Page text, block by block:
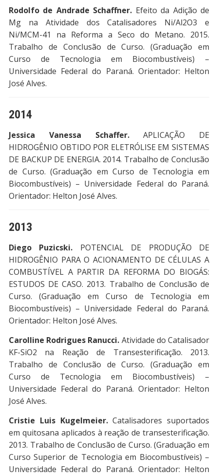
Rodolfo de Andrade Schaffner. Efeito da Adição de
Mg na Atividade dos Catalisadores Ni/Al2O3 e
Ni/MCM-41 na Reforma a Seco do Metano. 2015.
Trabalho de Conclusão de Curso. (Graduação em
Curso de Tecnologia em Biocombustíveis) –
Universidade Federal do Paraná. Orientador: Helton
José Alves.
2014
Jessica Vanessa Schaffer.APLICAÇÃO DE
HIDROGÊNIO OBTIDO POR ELETRÓLISE EM SISTEMAS
DE BACKUP DE ENERGIA. 2014. Trabalho de Conclusão
de Curso. (Graduação em Curso de Tecnologia em
Biocombustíveis) – Universidade Federal do Paraná.
Orientador: Helton José Alves.
2013
Diego Puzicski. POTENCIAL DE PRODUÇÃO DE
HIDROGÊNIO PARA O ACIONAMENTO DE CÉLULAS A
COMBUSTÍVEL A PARTIR DA REFORMA DO BIOGÁS:
ESTUDOS DE CASO. 2013. Trabalho de Conclusão de
Curso. (Graduação em Curso de Tecnologia em
Biocombustíveis) – Universidade Federal do Paraná.
Orientador: Helton José Alves.
Carolline Rodrigues Ranucci. Atividade do Catalisador
KF-SiO2 na Reação de Transesterificação. 2013.
Trabalho de Conclusão de Curso. (Graduação em
Curso de Tecnologia em Biocombustíveis) –
Universidade Federal do Paraná. Orientador: Helton
José Alves.
Cristie Luis Kugelmeier.Catalisadores suportados
em quitosana aplicados à reação de transesterificação.
2013. Trabalho de Conclusão de Curso. (Graduação em
Curso Superior de Tecnologia em Biocombustíveis) –
Universidade Federal do Paraná. Orientador: Helton